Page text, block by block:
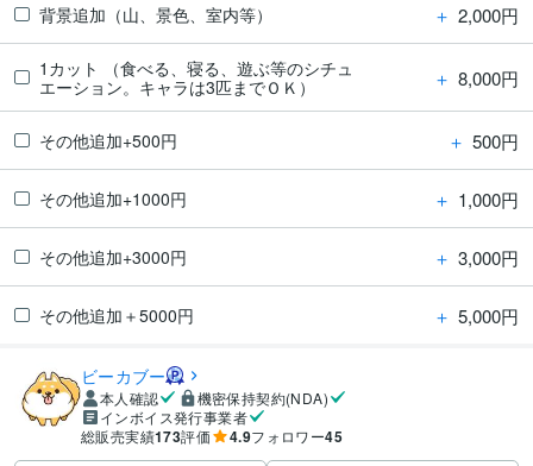
背景追加（山、景色、室内等） ＋ 2,000円
1カット （食べる、寝る、遊ぶ等のシチュ
エーション。キャラは3匹までＯＫ）
＋ 8,000円
その他追加+500円 ＋ 500円
その他追加+1000円 ＋ 1,000円
その他追加+3000円 ＋ 3,000円
その他追加＋5000円 ＋ 5,000円
ビーカブー
本人確認
機密保持契約(NDA)
インボイス発行事業者
総販売実績173評価 4.9フォロワー45